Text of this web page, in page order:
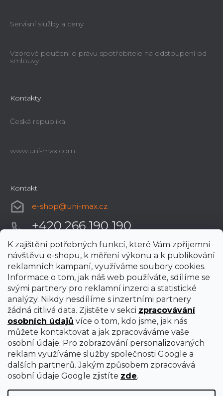
K zajištění potřebných funkcí, které Vám zpříjemní
návštěvu e-shopu, k měření výkonu a k publikování
reklamních kampaní, využíváme soubory cookies.
Informace o tom, jak náš web používáte, sdílíme se
svými partnery pro reklamní inzerci a statistické
analýzy. Nikdy nesdílíme s inzertními partnery
žádná citlivá data. Zjistěte v sekci zpracovávání
osobních údajů více o tom, kdo jsme, jak nás
můžete kontaktovat a jak zpracováváme vaše
osobní údaje. Pro zobrazování personalizovaných
reklam využíváme služby společnosti Google a
dalších partnerů. Jakým způsobem zpracovává
osobní údaje Google zjistíte zde.
Servisní služby a ceny
Vzorové poučení o právu spotřebitele na odstoupení od
smlouvy
Kontakty
Česká republika
www.uni-max.com
Kontakt
e-shop@uni-max.cz
+420 266 190 190